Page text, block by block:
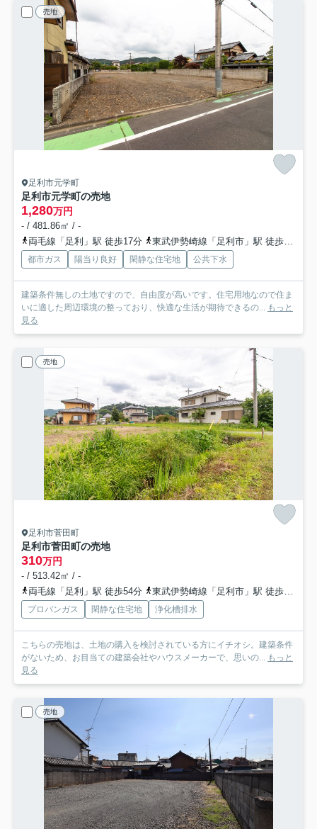
売地
足利市元学町
足利市元学町の売地
1,280万円
- / 481.86㎡ / -
両毛線「足利」駅 徒歩17分
東武伊勢崎線「足利市」駅 徒歩37分
都市ガス 陽当り良好 閑静な住宅地 公共下水
建築条件無しの土地ですので、自由度が高いです。住宅用地なので住ま
いに適した周辺環境の整っており、快適な生活が期待できるの...
もっと
見る
売地
足利市菅田町
足利市菅田町の売地
310万円
- / 513.42㎡ / -
両毛線「足利」駅 徒歩54分
東武伊勢崎線「足利市」駅 徒歩74分
プロパンガス 閑静な住宅地 浄化槽排水
こちらの売地は、土地の購入を検討されている方にイチオシ。建築条件
がないため、お目当ての建築会社やハウスメーカーで、思いの... もっと
見る
売地